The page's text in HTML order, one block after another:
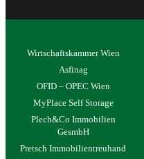
Wirtschaftskammer Wien
Asfinag
OFID – OPEC Wien
MyPlace Self Storage
Plech&Co Immobilien
GesmbH
Pretsch Immobilientreuhand